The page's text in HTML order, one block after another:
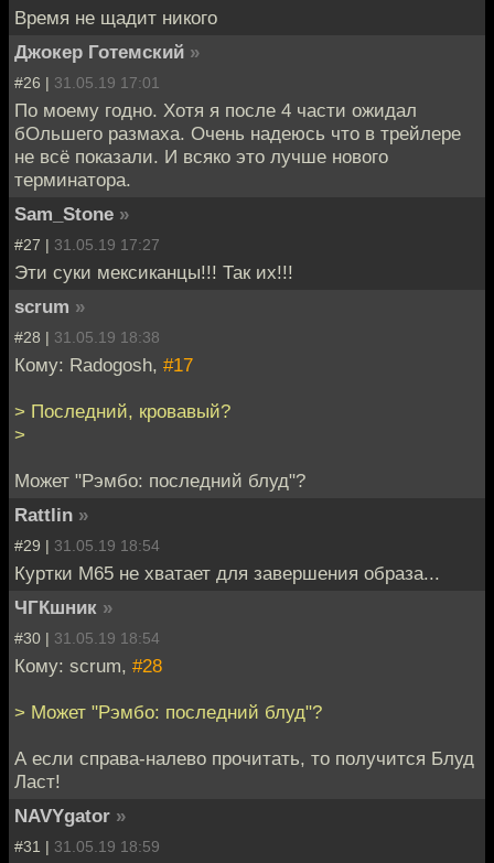
Время не щадит никого
Джокер Готемский »
#26 | 31.05.19 17:01
По моему годно. Хотя я после 4 части ожидал
бОльшего размаха. Очень надеюсь что в трейлере
не всё показали. И всяко это лучше нового
терминатора.
Sam_Stone »
#27 | 31.05.19 17:27
Эти суки мексиканцы!!! Так их!!!
scrum »
#28 | 31.05.19 18:38
Кому: Radogosh, #17
> Последний, кровавый?
>
Может "Рэмбо: последний блуд"?
Rattlin »
#29 | 31.05.19 18:54
Куртки М65 не хватает для завершения образа...
ЧГКшник »
#30 | 31.05.19 18:54
Кому: scrum, #28
> Может "Рэмбо: последний блуд"?
А если справа-налево прочитать, то получится Блуд
Ласт!
NAVYgator »
#31 | 31.05.19 18:59